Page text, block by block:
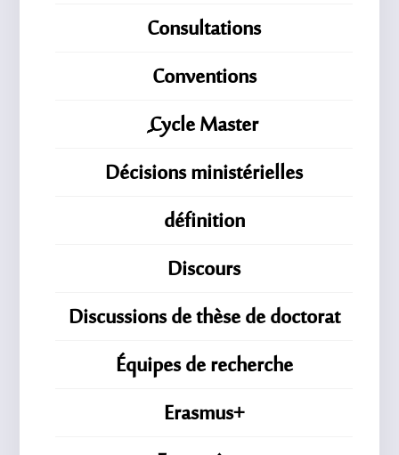
Consultations
Conventions
ِِِCycle Master
Décisions ministérielles
définition
Discours
Discussions de thèse de doctorat
Équipes de recherche
Erasmus+